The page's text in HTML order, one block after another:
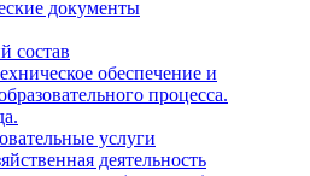
документы
состав
обеспечение и
процесса.
услуги
деятельность